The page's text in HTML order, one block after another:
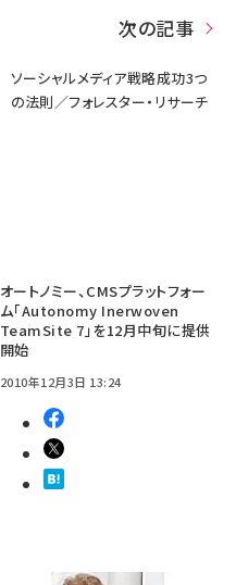
次の記事
ソーシャルメディア戦略成功3つ
の法則／フォレスター・リサーチ
オートノミー、CMSプラットフォー
ム「Autonomy Inerwoven
TeamSite 7」を12月中旬に提供
開始
2010年12月3日 13:24